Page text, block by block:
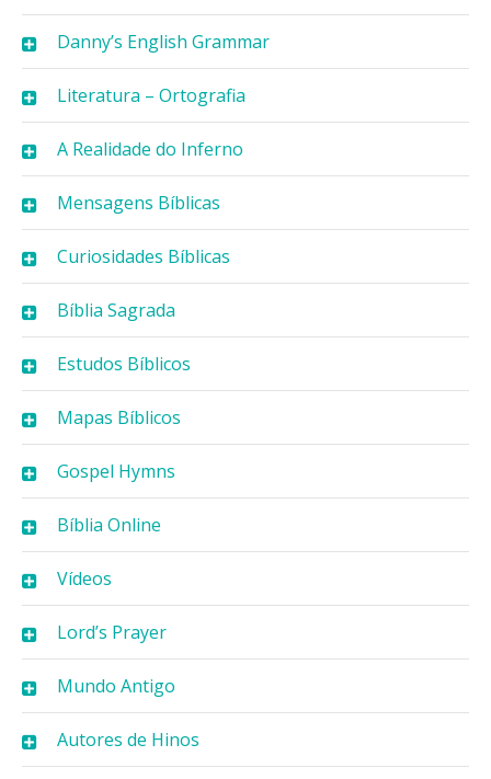
Danny’s English Grammar
Literatura – Ortografia
A Realidade do Inferno
Mensagens Bíblicas
Curiosidades Bíblicas
Bíblia Sagrada
Estudos Bíblicos
Mapas Bíblicos
Gospel Hymns
Bíblia Online
Vídeos
Lord’s Prayer
Mundo Antigo
Autores de Hinos